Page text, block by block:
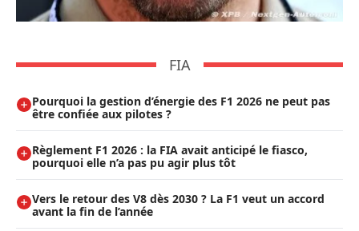
FIA
Pourquoi la gestion d’énergie des F1 2026 ne peut pas
être confiée aux pilotes ?
Règlement F1 2026 : la FIA avait anticipé le fiasco,
pourquoi elle n’a pas pu agir plus tôt
Vers le retour des V8 dès 2030 ? La F1 veut un accord
avant la fin de l’année